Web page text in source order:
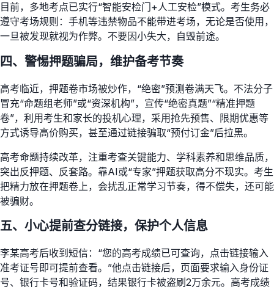
目前，多地考点已实行“智能安检门+人工安检”模式。考生务必
遵守考场规则：手机等违禁物品不能带进考场，无论是否使用，
一旦被发现就视为作弊。不要因小失大，自毁前途。
四、警惕押题骗局，维护备考节奏
高考临近，押题卷市场被炒作，“绝密”预测卷满天飞。不法分子
冒充“命题组老师”或“资深机构”，宣传“绝密真题”“精准押题
卷”，利用考生和家长的投机心理，采用抢先预售、限期优惠等
方式诱导高价购买，甚至通过链接骗取“预付订金”后拉黑。
高考命题持续改革，注重考查关键能力、学科素养和思维品质，
突出反押题、反套路。靠AI或“专家”押题获取高分不现实。考生
把精力放在押题卷上，会扰乱正常学习节奏，得不偿失，还可能
被骗财。
五、小心提前查分链接，保护个人信息
李某高考后收到短信：“您的高考成绩已可查询，点击链接输入
准考证号即可提前查看。”他点击链接后，页面要求输入身份证
号、银行卡号和验证码，结果银行卡被盗刷2万余元。高考成绩